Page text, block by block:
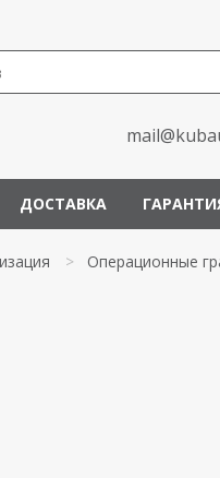
ДОСТАВКА
> Операционные